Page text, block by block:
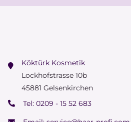
Köktürk Kosmetik
Lockhofstrasse 10b
45881 Gelsenkirchen
Tel: 0209 - 15 52 683